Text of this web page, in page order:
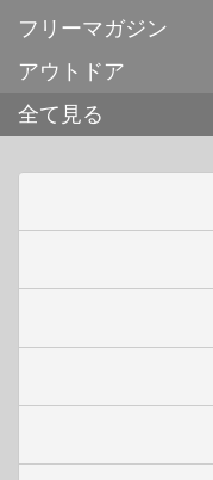
フリーマガジン
アウトドア
全て見る